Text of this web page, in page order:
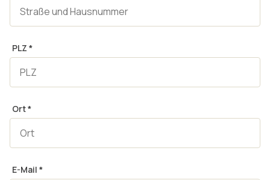
PLZ *
Ort*
E-Mail *